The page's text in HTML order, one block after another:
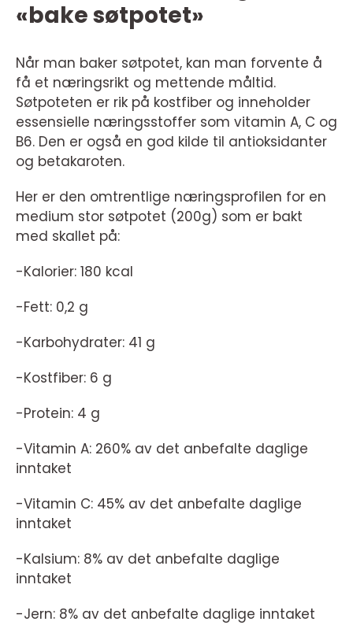
«bake søtpotet»
Når man baker søtpotet, kan man forvente å
få et næringsrikt og mettende måltid.
Søtpoteten er rik på kostfiber og inneholder
essensielle næringsstoffer som vitamin A, C og
B6. Den er også en god kilde til antioksidanter
og betakaroten.
Her er den omtrentlige næringsprofilen for en
medium stor søtpotet (200g) som er bakt
med skallet på:
-Kalorier: 180 kcal
-Fett: 0,2 g
-Karbohydrater: 41 g
-Kostfiber: 6 g
-Protein: 4 g
-Vitamin A: 260% av det anbefalte daglige
inntaket
-Vitamin C: 45% av det anbefalte daglige
inntaket
-Kalsium: 8% av det anbefalte daglige
inntaket
-Jern: 8% av det anbefalte daglige inntaket